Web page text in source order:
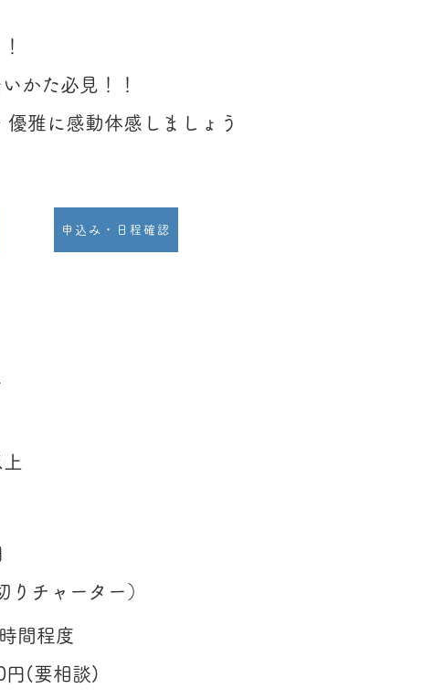
かた必見！！
雅に感動体感しましょう
申込み・日程確認
円
チャーター）
間程度
円(要相談)